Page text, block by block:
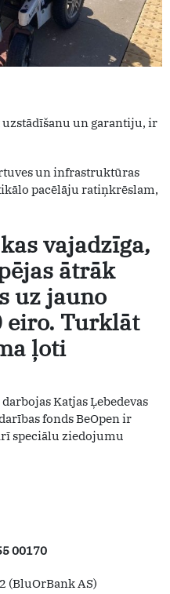
uzstādīšanu un garantiju, ir
un infrastruktūras
pacēlāju ratiņkrēslam,
vajadzīga,
ātrāk
uz jauno
eiro. Turklāt
ļoti
darbojas Katjas Ļebedevas
fonds BeOpen ir
speciālu ziedojumu
00170
(BluOrBank AS)